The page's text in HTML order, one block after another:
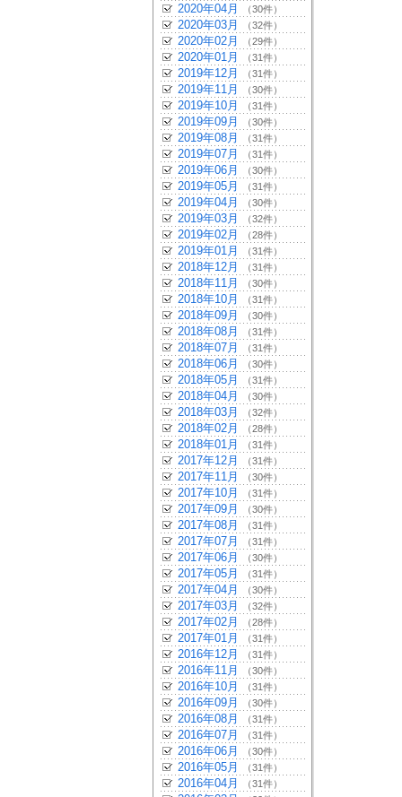
2020年04月 （30件）
2020年03月 （32件）
2020年02月 （29件）
2020年01月 （31件）
2019年12月 （31件）
2019年11月 （30件）
2019年10月 （31件）
2019年09月 （30件）
2019年08月 （31件）
2019年07月 （31件）
2019年06月 （30件）
2019年05月 （31件）
2019年04月 （30件）
2019年03月 （32件）
2019年02月 （28件）
2019年01月 （31件）
2018年12月 （31件）
2018年11月 （30件）
2018年10月 （31件）
2018年09月 （30件）
2018年08月 （31件）
2018年07月 （31件）
2018年06月 （30件）
2018年05月 （31件）
2018年04月 （30件）
2018年03月 （32件）
2018年02月 （28件）
2018年01月 （31件）
2017年12月 （31件）
2017年11月 （30件）
2017年10月 （31件）
2017年09月 （30件）
2017年08月 （31件）
2017年07月 （31件）
2017年06月 （30件）
2017年05月 （31件）
2017年04月 （30件）
2017年03月 （32件）
2017年02月 （28件）
2017年01月 （31件）
2016年12月 （31件）
2016年11月 （30件）
2016年10月 （31件）
2016年09月 （30件）
2016年08月 （31件）
2016年07月 （31件）
2016年06月 （30件）
2016年05月 （31件）
2016年04月 （31件）